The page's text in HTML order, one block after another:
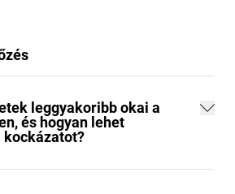
leggyakoribb okai a
és hogyan lehet